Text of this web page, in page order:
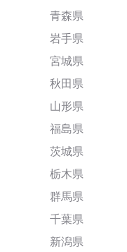
青森県
岩手県
宮城県
秋田県
山形県
福島県
茨城県
栃木県
群馬県
千葉県
新潟県